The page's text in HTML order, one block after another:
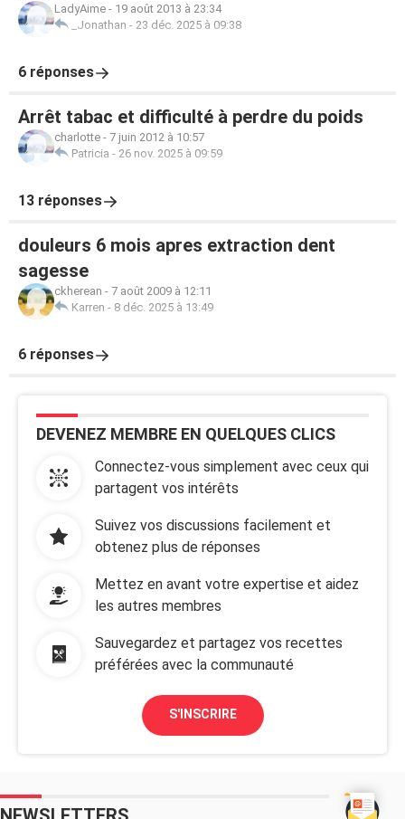
LadyAime - 19 août 2013 à 23:34
_Jonathan - 23 déc. 2025 à 09:38
6 réponses
Arrêt tabac et difficulté à perdre du poids
charlotte - 7 juin 2012 à 10:57
Patricia - 26 nov. 2025 à 09:59
13 réponses
douleurs 6 mois apres extraction dent
sagesse
ckherean - 7 août 2009 à 12:11
Karren - 8 déc. 2025 à 13:49
6 réponses
DEVENEZ MEMBRE EN QUELQUES CLICS
Connectez-vous simplement avec ceux qui
partagent vos intérêts
Suivez vos discussions facilement et
obtenez plus de réponses
Mettez en avant votre expertise et aidez
les autres membres
Sauvegardez et partagez vos recettes
préférées avec la communauté
S'INSCRIRE